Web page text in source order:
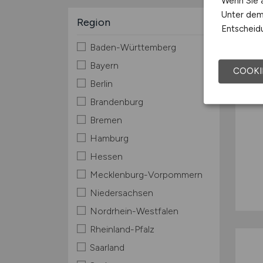
Region
Baden-Württemberg
Bayern
Berlin
Brandenburg
Bremen
Hamburg
Hessen
Mecklenburg-Vorpommern
Niedersachsen
Nordrhein-Westfalen
Rheinland-Pfalz
Saarland
Unter